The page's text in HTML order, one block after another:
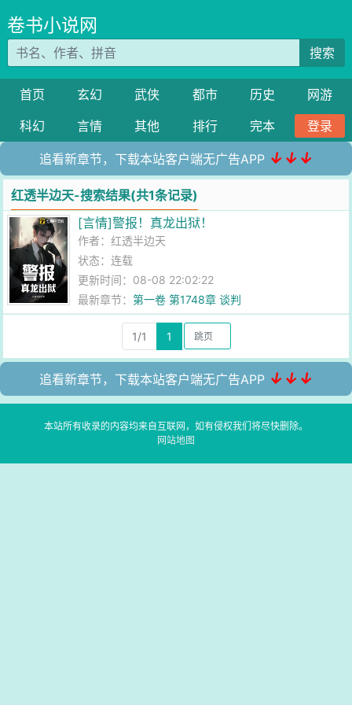
卷书小说网
搜索
首页 玄幻 武侠 都市 历史
网游
科幻
言情 其他 排行 完本 登录
追看新章节，下载本站客户端无广告APP ↓↓↓
红透半边天-搜索结果(共1条记录)
[言情]警报！真龙出狱！
作者：红透半边天
状态：连载
更新时间：08-08 22:02:22
最新章节：第一卷 第1748章 谈判
1/1 1
追看新章节，下载本站客户端无广告APP ↓↓↓
本站所有收录的内容均来自互联网，如有侵权我们将尽快删除。
网站地图